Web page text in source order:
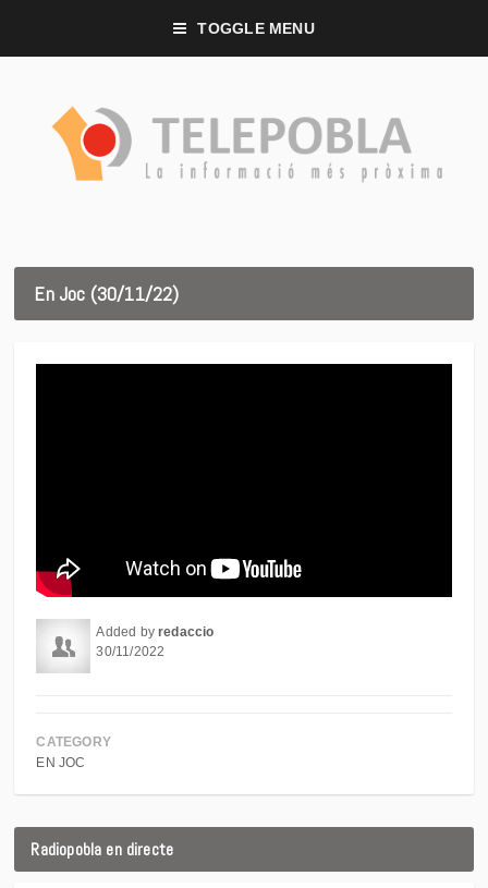
TOGGLE MENU
En Joc (30/11/22)
Added byredaccio
30/11/2022
CATEGORY
EN JOC
Radiopobla en directe